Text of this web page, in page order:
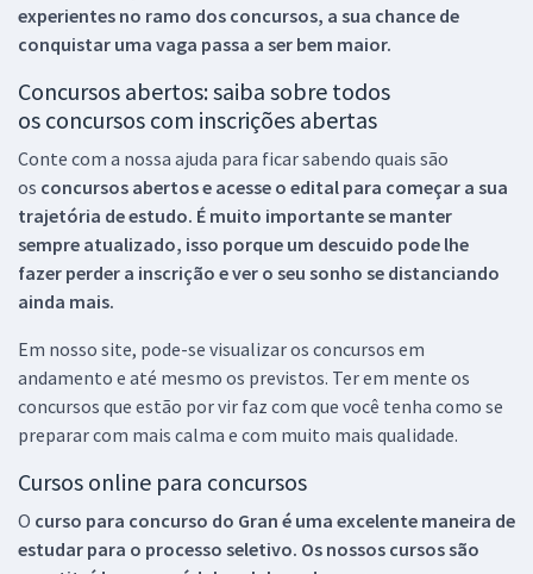
experientes no ramo dos concursos, a sua chance de
conquistar uma vaga passa a ser bem maior.
Concursos abertos: saiba sobre todos
os concursos com inscrições abertas
Conte com a nossa ajuda para ficar sabendo quais são
os concursos abertos e acesse o edital para começar a sua
trajetória de estudo. É muito importante se manter
sempre atualizado, isso porque um descuido pode lhe
fazer perder a inscrição e ver o seu sonho se distanciando
ainda mais.
Em nosso site, pode-se visualizar os concursos em
andamento e até mesmo os previstos. Ter em mente os
concursos que estão por vir faz com que você tenha como se
preparar com mais calma e com muito mais qualidade.
Cursos online para concursos
O curso para concurso do Gran é uma excelente maneira de
estudar para o processo seletivo. Os nossos cursos são